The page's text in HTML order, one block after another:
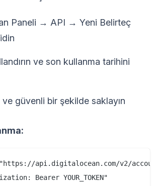
Paneli → API → Yeni Belirteç
ve son kullanma tarihini
ve güvenli bir şekilde saklayın
api.digitalocean.com/v2/